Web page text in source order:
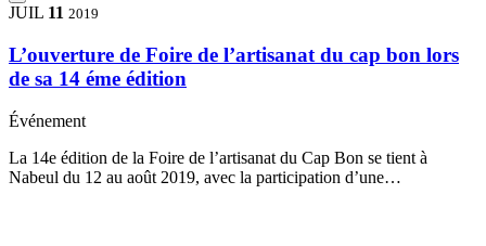
JUIL 11 2019
L’ouverture de Foire de l’artisanat du cap bon lors
de sa 14 éme édition
Événement
La 14e édition de la Foire de l’artisanat du Cap Bon se tient à
Nabeul du 12 au août 2019, avec la participation d’une…